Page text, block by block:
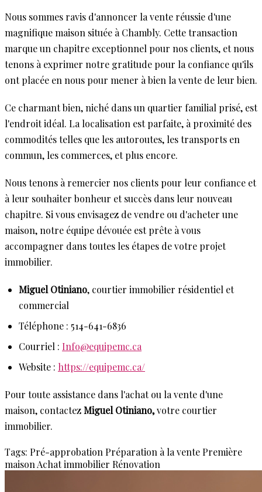
Nous sommes ravis d'annoncer la vente réussie d'une
magnifique maison située à Chambly. Cette transaction
marque un chapitre exceptionnel pour nos clients, et nous
tenons à exprimer notre gratitude pour la confiance qu'ils
ont placée en nous pour mener à bien la vente de leur bien.
Ce charmant bien, niché dans un quartier familial prisé, est
l'endroit idéal. La localisation est parfaite, à proximité des
commodités telles que les autoroutes, les transports en
commun, les commerces, et plus encore.
Nous tenons à remercier nos clients pour leur confiance et
à leur souhaiter bonheur et succès dans leur nouveau
chapitre. Si vous envisagez de vendre ou d'acheter une
maison, notre équipe dévouée est prête à vous
accompagner dans toutes les étapes de votre projet
immobilier.
Miguel Otiniano, courtier immobilier résidentiel et
commercial
Téléphone : 514-641-6836
Courriel : Info@equipemc.ca
Website : https://equipemc.ca/
Pour toute assistance dans l'achat ou la vente d'une
maison, contactezMiguel Otiniano,votre courtier
immobilier.
Tags: Pré-approbation Préparation à la vente Première
maison Achat immobilier Rénovation